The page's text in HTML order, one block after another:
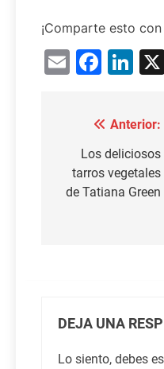
¡Comparte esto
Email
Navegación
entradas
Anterior:
Los deliciosos
tarros vegetales
de Tatiana Green
DEJA UNA
Lo siento, debes